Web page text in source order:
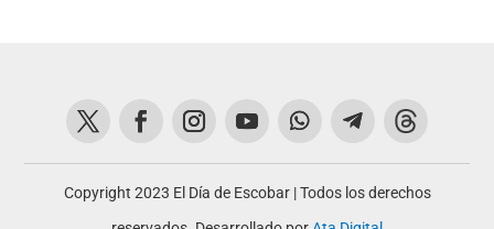
Copyright 2023 El Día de Escobar | Todos los derechos